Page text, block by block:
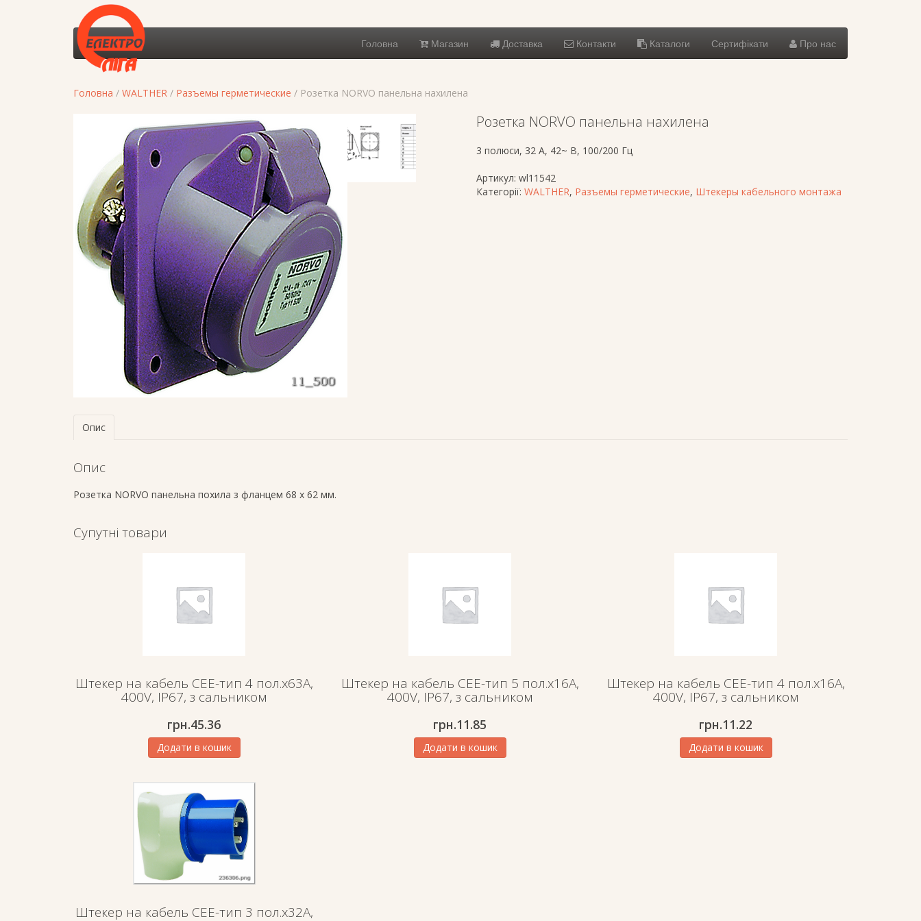
Головна Магазин Доставка Контакти Каталоги Сертифікати Про нас
Головна / WALTHER / Разъемы герметические / Розетка NORVO панельна нахилена
Розетка NORVO панельна нахилена
3 полюси, 32 A, 42~ В, 100/200 Гц
Артикул: wl11542
Категорії: WALTHER, Разъемы герметические, Штекеры кабельного монтажа
Опис
Опис
Розетка NORVO панельна похила з фланцем 68 х 62 мм.
Супутні товари
Штекер на кабель СЕЕ-тип 4 пол.х63А,
400V, IP67, з сальником
грн.45.36
Додати в кошик
Штекер на кабель СЕЕ-тип 5 пол.х16А,
400V, IP67, з сальником
грн.11.85
Додати в кошик
Штекер на кабель СЕЕ-тип 4 пол.х16А,
400V, IP67, з сальником
грн.11.22
Додати в кошик
Штекер на кабель СЕЕ-тип 3 пол.х32А,